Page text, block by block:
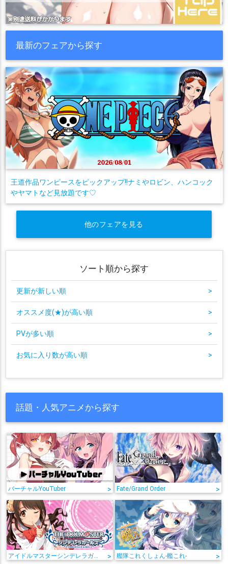
最新のフェアから探す
王道作品ワンピースをピックアップ!!ナミやロビン、ハンコック
やヤマトなど見放題です♡
他のフェアを見る
ソート順から探す
更新が新しい順 >
オススメ度(★)が高い順 >
PVが多い順 >
お気に入り数が高い順 >
話題・人気アニメから探す
バーチャルYouTuber > Fate/Grand Order >
アイドルマスターシンデレラガールズ > 艦隊これくしょん-艦これ- >